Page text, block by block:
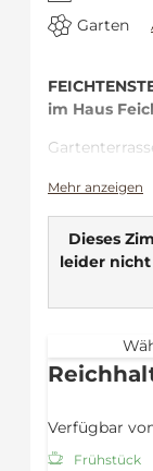
Garten
im Haus
Terrasse
auf die
mit
WLAN
Mehr anzeigen
Dieses
leider
Verfügbar
Frühstück